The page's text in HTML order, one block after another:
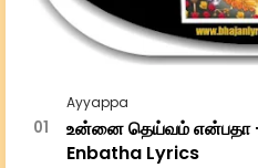
Ayyappa
உன்னை தெய்வம் என்பதா
Enbatha Lyrics